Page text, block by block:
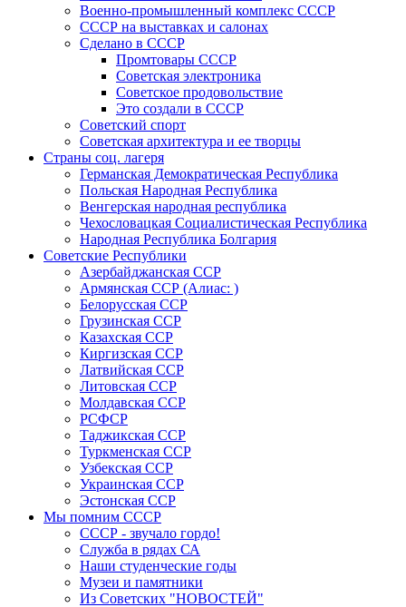
Военно-промышленный комплекс СССР
СССР на выставках и салонах
Сделано в СССР
Промтовары СССР
Советская электроника
Советское продовольствие
Это создали в СССР
Советский спорт
Советская архитектура и ее творцы
Страны соц. лагеря
Германская Демократическая Республика
Польская Народная Республика
Венгерская народная республика
Чехословацкая Социалистическая Республика
Народная Республика Болгария
Советские Республики
Азербайджанская ССР
Армянская ССР (Алиас: )
Белорусская ССР
Грузинская ССР
Казахская ССР
Киргизская ССР
Латвийская ССР
Литовская ССР
Молдавская ССР
РСФСР
Таджикская ССР
Туркменская ССР
Узбекская ССР
Украинская ССР
Эстонская ССР
Мы помним СССР
СССР - звучало гордо!
Служба в рядах СА
Наши студенческие годы
Музеи и памятники
Из Советских "НОВОСТЕЙ"